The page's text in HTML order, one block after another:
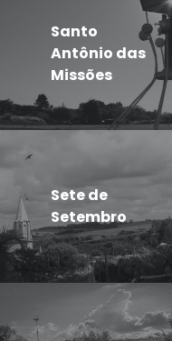
Santo
Antônio das
Missões
Sete de
Setembro